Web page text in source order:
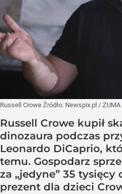
Russell Crowe Źródło: Newspix.pl / ZUMA
Russell Crowe kupił
dinozaura podczas
Leonardo DiCaprio,
temu. Gospodarz
za „jedyne” 35 tysięcy
prezent dla dzieci